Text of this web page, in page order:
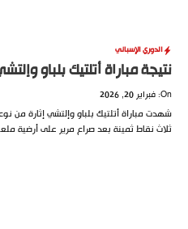
الدوري الإسباني
نتيجة مباراة أتلتيك بلباو وإلتشي 2-1.. فوز
On: فبراير 20, 2026
شهدت مباراة أتلتيك بلباو وإلتشي إثارة من
ثلاث نقاط ثمينة بعد صراع مرير على أرضية